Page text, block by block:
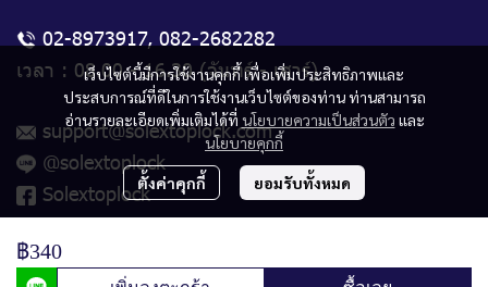
฿340
เว็บไซต์นี้มีการใช้งานคุกกี้ เพื่อเพิ่มประสิทธิภาพและ
ประสบการณ์ที่ดีในการใช้งานเว็บไซต์ของท่าน ท่านสามารถ
อ่านรายละเอียดเพิ่มเติมได้ที่ นโยบายความเป็นส่วนตัว และ
นโยบายคุกกี้
ตั้งค่าคุกกี้ ยอมรับทั้งหมด
02-8973917, 082-2682282
เวลา : 08.00 - 16.30 (จันทร์ - เสาร์)
support@solextoplock.com
@solextoplock
Solextoplock
© Copyright 2024 | All Rights Reserved.